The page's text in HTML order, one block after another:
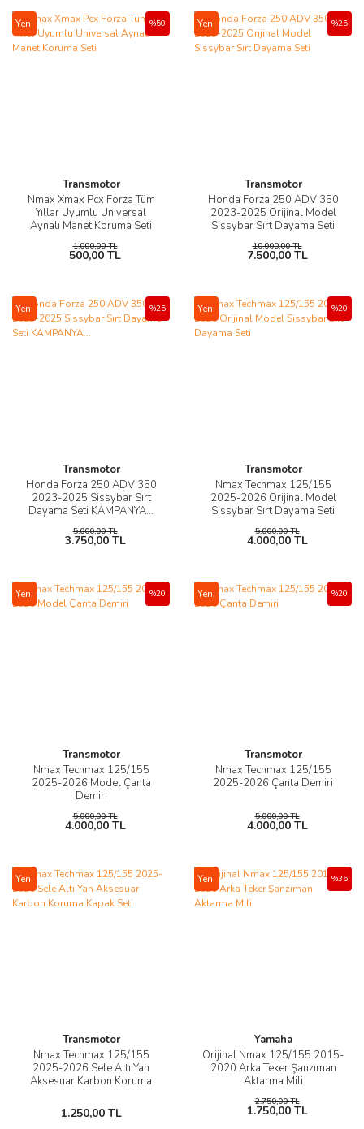
Yeni
Transmotor
Nmax Xmax Pcx Forza Tüm
Yıllar Uyumlu Universal
Aynalı Manet Koruma Seti
%50
1.000,00 TL
500,00 TL
Yeni
Transmotor
Honda Forza 250 ADV 350
2023-2025 Orijinal Model
Sissybar Sırt Dayama Seti
%25
10.000,00 TL
7.500,00 TL
Yeni
Transmotor
Honda Forza 250 ADV 350
2023-2025 Sissybar Sırt
Dayama Seti KAMPANYA...
%25
5.000,00 TL
3.750,00 TL
Yeni
Transmotor
Nmax Techmax 125/155
2025-2026 Orijinal Model
Sissybar Sırt Dayama Seti
%20
5.000,00 TL
4.000,00 TL
Yeni
Transmotor
Nmax Techmax 125/155
2025-2026 Model Çanta
Demiri
%20
5.000,00 TL
4.000,00 TL
Yeni
Transmotor
Nmax Techmax 125/155
2025-2026 Çanta Demiri
%20
5.000,00 TL
4.000,00 TL
Yeni
Transmotor
Nmax Techmax 125/155
2025-2026 Sele Altı Yan
Aksesuar Karbon Koruma
1.250,00 TL
Yeni
Yamaha
Orijinal Nmax 125/155 2015-
2020 Arka Teker Şanzıman
Aktarma Mili
%36
2.750,00 TL
1.750,00 TL